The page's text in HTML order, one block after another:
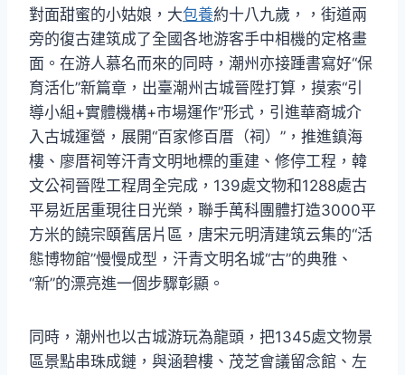
對面甜蜜的小姑娘，大包養約十八九歲，，街道兩
旁的復古建筑成了全國各地游客手中相機的定格畫
面。在游人慕名而來的同時，潮州亦接踵書寫好“保
育活化”新篇章，出臺潮州古城晉陞打算，摸索“引
導小組+實體機構+市場運作”形式，引進華裔城介
入古城運營，展開“百家修百厝（祠）”，推進鎮海
樓、廖厝祠等汗青文明地標的重建、修停工程，韓
文公祠晉陞工程周全完成，139處文物和1288處古
平易近居重現往日光榮，聯手萬科團體打造3000平
方米的饒宗頤舊居片區，唐宋元明清建筑云集的“活
態博物館”慢慢成型，汗青文明名城“古”的典雅、
“新”的漂亮進一個步驟彰顯。
同時，潮州也以古城游玩為龍頭，把1345處文物景
區景點串珠成鏈，與涵碧樓、茂芝會議留念館、左